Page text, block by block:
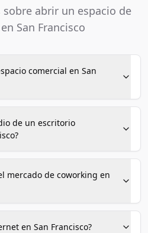
abrir un espacio de
San Francisco
comercial en San
de un escritorio
mercado de coworking en
en San Francisco?